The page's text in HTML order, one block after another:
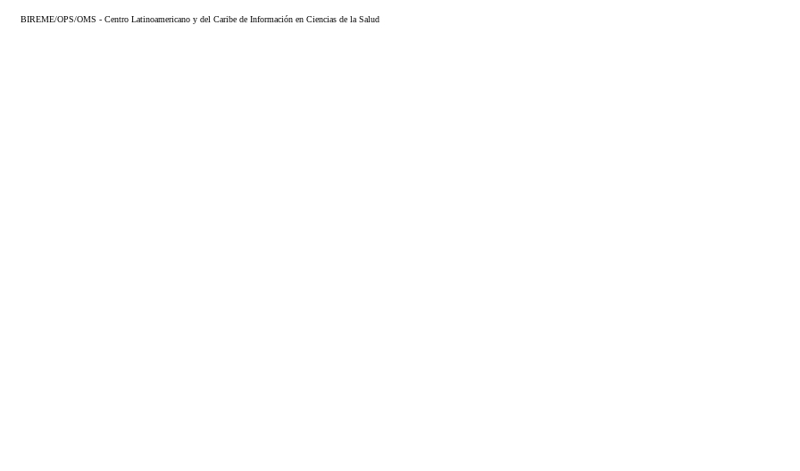
BIREME/OPS/OMS - Centro Latinoamericano y del Caribe de Información en Ciencias de la Salud